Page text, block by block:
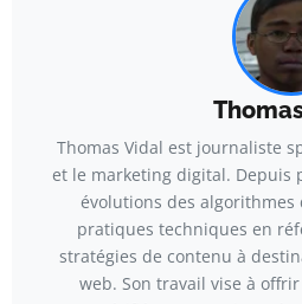
Thomas Vidal est journaliste
et le marketing digital. Depuis
évolutions des algorithmes
pratiques techniques en
stratégies de contenu à
web. Son travail vise à